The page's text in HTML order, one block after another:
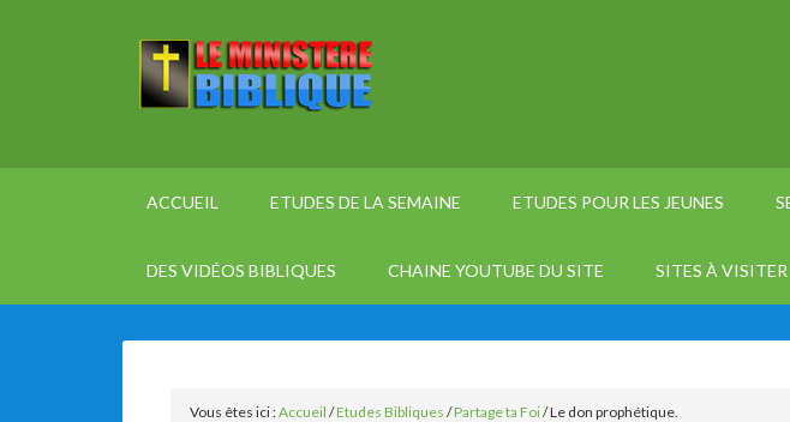
ACCUEIL ETUDES DE LA SEMAINE ETUDES POUR LES JEUNES
DES VIDÉOS BIBLIQUES CHAINE YOUTUBE DU SITE SITES À VISITER
Vous êtes ici :Accueil /Etudes Bibliques /Partage ta Foi/Le don prophétique.